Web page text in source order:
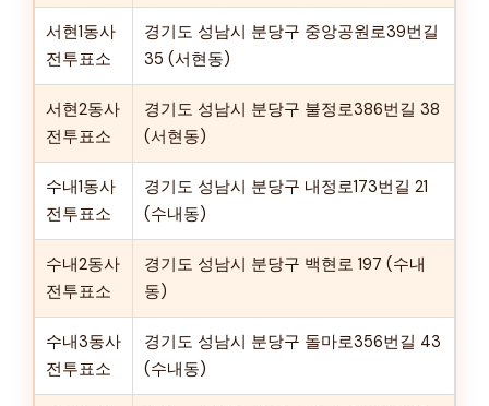
서현1동사
전투표소
경기도 성남시 분당구 중앙공원로39번길
35 (서현동)
서현2동사
전투표소
경기도 성남시 분당구 불정로386번길 38
(서현동)
수내1동사
전투표소
경기도 성남시 분당구 내정로173번길 21
(수내동)
수내2동사
전투표소
경기도 성남시 분당구 백현로 197 (수내
동)
수내3동사
전투표소
경기도 성남시 분당구 돌마로356번길 43
(수내동)